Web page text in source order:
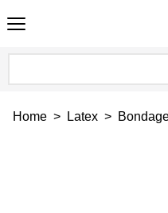
Home > Latex >